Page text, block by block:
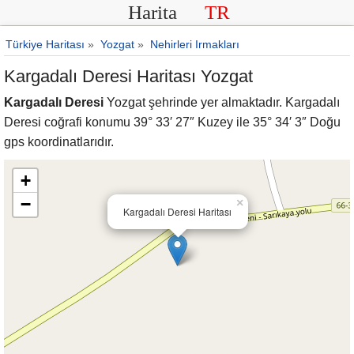
Harita TR
Türkiye Haritası » Yozgat » Nehirleri Irmakları
Kargadalı Deresi Haritası Yozgat
Kargadalı Deresi Yozgat şehrinde yer almaktadır. Kargadalı
Deresi coğrafi konumu 39° 33′ 27″ Kuzey ile 35° 34′ 3″ Doğu
gps koordinatlarıdır.
Kargadalı Deresi Haritası
×
+
−